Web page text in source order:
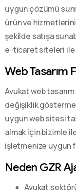
uygun çözümü
ürün ve
şekilde satışa
e-ticaret siteleri ile
Web Tasarım
Avukat web
değişiklik
uygun web sitesi
almak için bizimle
işletmenize uygun
Neden GZR
Avukat